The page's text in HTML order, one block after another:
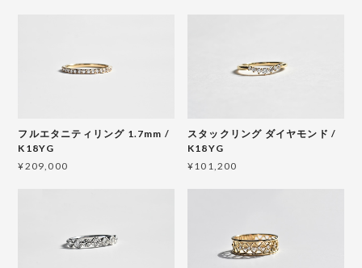
フルエタニティリング 1.7mm /
K18YG
¥209,000
スタックリング ダイヤモンド /
K18YG
¥101,200